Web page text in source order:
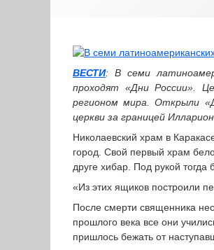
ВЕСТИ: В семи
проходят «Дни России».
регионом мира. Открыли
церкви за границей Илларион.
Николаевский храм в
город. Свой первый храм
друге хибар. Под рукой
«Из этих ящиков построили
После смерти священника
прошлого века все они
пришлось бежать от